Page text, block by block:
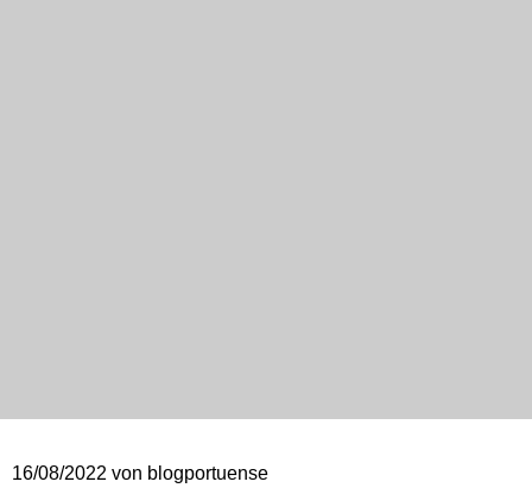
16/08/2022 von blogportuense